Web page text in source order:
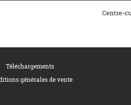
Centre-
Téléchargements
générales de vente